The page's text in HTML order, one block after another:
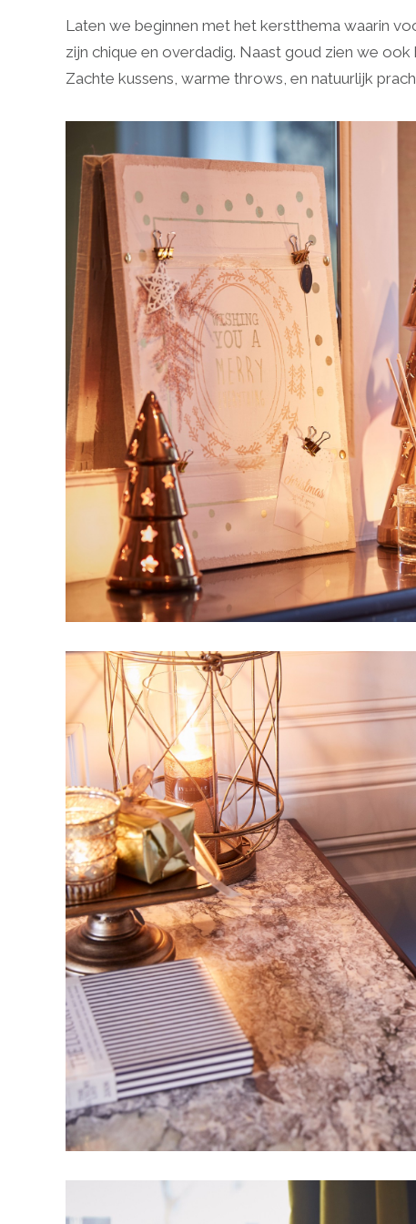
Laten we beginnen met het kerstthema waarin
zijn chique en overdadig. Naast goud zien we
Zachte kussens, warme throws, en natuurlijk